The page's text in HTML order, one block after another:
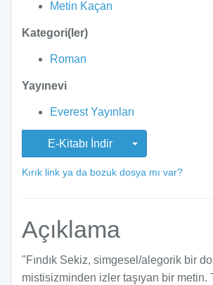
Metin Kaçan
Kategori(ler)
Roman
Yayınevi
Everest Yayınları
E-Kitabı İndir
Kırık link ya da bozuk dosya mı var?
Açıklama
"Fındık Sekiz, simgesel/alegorik bir
mistisizminden izler taşıyan bir metin.